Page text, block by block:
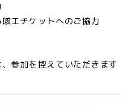
エチケットへのご協力
参加を控えていただきます